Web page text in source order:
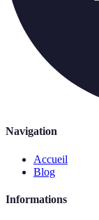
Navigation
Accueil
Blog
Informations